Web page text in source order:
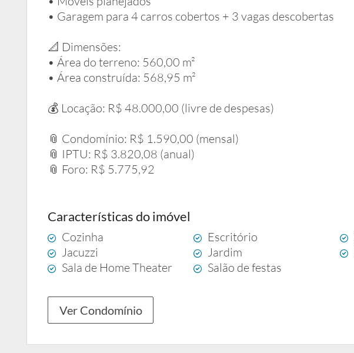
• Garagem para 4 carros cobertos + 3 vagas descobertas
📐 Dimensões:
• Área do terreno: 560,00 m²
• Área construída: 568,95 m²
💰 Locação: R$ 48.000,00 (livre de despesas)
📎 Condomínio: R$ 1.590,00 (mensal)
📎 IPTU: R$ 3.820,08 (anual)
📎 Foro: R$ 5.775,92
Características do imóvel
Cozinha Escritório
Jacuzzi
Jardim
Sala de Home Theater
Salão de festas
Ver Condomínio